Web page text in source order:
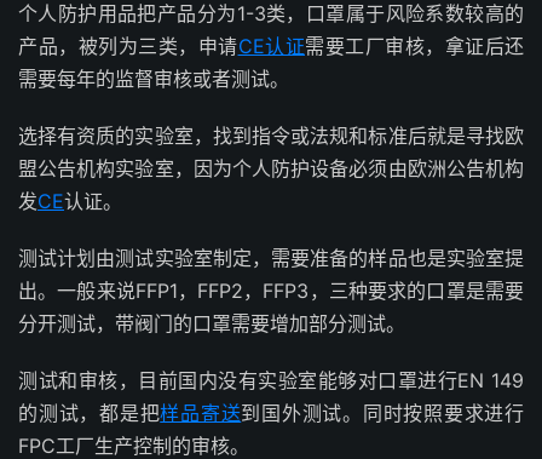
个人防护用品把产品分为1-3类，口罩属于风险系数较高的
产品，被列为三类，申请CE认证需要工厂审核，拿证后还
需要每年的监督审核或者测试。
选择有资质的实验室，找到指令或法规和标准后就是寻找欧
盟公告机构实验室，因为个人防护设备必须由欧洲公告机构
发CE认证。
测试计划由测试实验室制定，需要准备的样品也是实验室提
出。一般来说FFP1，FFP2，FFP3，三种要求的口罩是需要
分开测试，带阀门的口罩需要增加部分测试。
测试和审核，目前国内没有实验室能够对口罩进行EN 149
的测试，都是把样品寄送到国外测试。同时按照要求进行
FPC工厂生产控制的审核。